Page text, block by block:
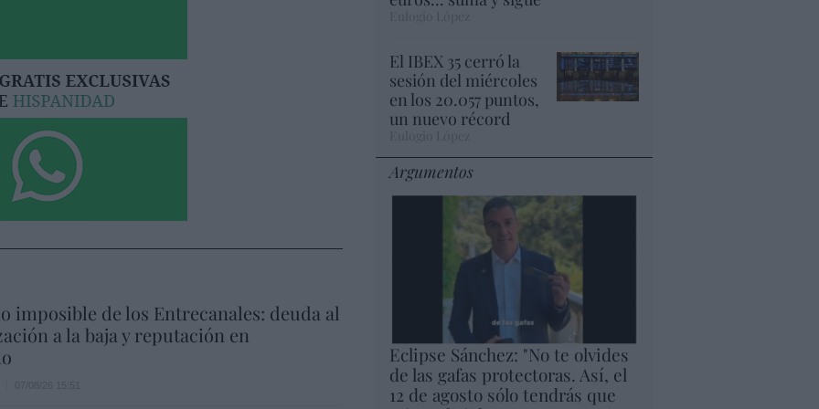
imposible de los Entrecanales: deuda al
a la baja y reputación en
El IBEX 35 cerró la
sesión del miércoles
en los 20.057 puntos,
un nuevo récord
Argumentos
Eclipse Sánchez: "No te olvides
de las gafas protectoras. Así, el
12 de agosto sólo tendrás que